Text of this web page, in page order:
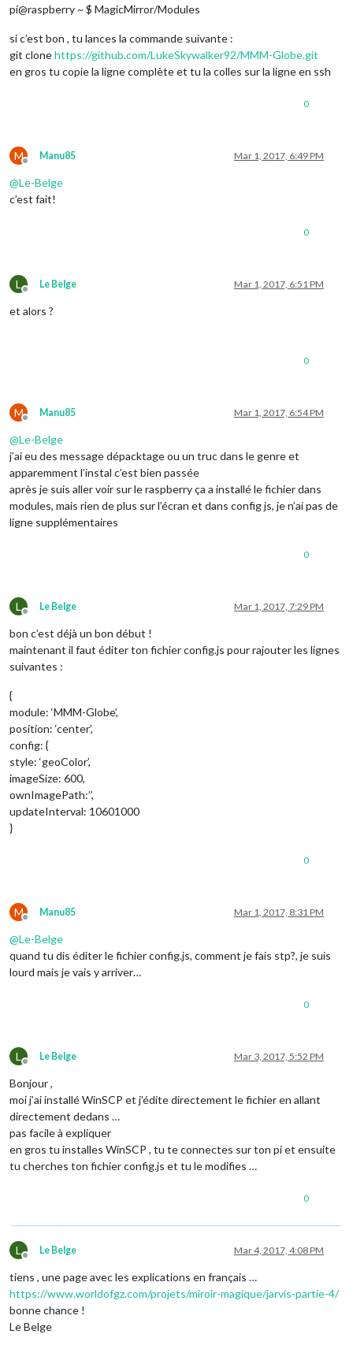
pi@raspberry ~ $ MagicMirror/Modules
si c’est bon , tu lances la commande suivante :
git clonehttps://github.com/LukeSkywalker92/MMM-Globe.git
en gros tu copie la ligne complète et tu la colles sur la ligne en ssh
0
M
Offline
Manu85 Mar 1, 2017, 6:49 PM
@Le-Belge
c’est fait!
0
L
Offline
Le Belge Mar 1, 2017, 6:51 PM
et alors ?
0
M
Offline
Manu85 Mar 1, 2017, 6:54 PM
@Le-Belge
j’ai eu des message dépacktage ou un truc dans le genre et
apparemment l’instal c’est bien passée
après je suis aller voir sur le raspberry ça a installé le fichier dans
modules, mais rien de plus sur l’écran et dans config js, je n’ai pas de
ligne supplémentaires
0
L
Offline
Le Belge Mar 1, 2017, 7:29 PM
bon c’est déjà un bon début !
maintenant il faut éditer ton fichier config.js pour rajouter les lignes
suivantes :
{
module: ‘MMM-Globe’,
position: ‘center’,
config: {
style: ‘geoColor’,
imageSize: 600,
ownImagePath:’’,
updateInterval: 10601000
}
0
M
Offline
Manu85 Mar 1, 2017, 8:31 PM
@Le-Belge
quand tu dis éditer le fichier config.js, comment je fais stp?, je suis
lourd mais je vais y arriver…
0
L
Offline
Le Belge Mar 3, 2017, 5:52 PM
Bonjour ,
moi j’ai installé WinSCP et j’édite directement le fichier en allant
directement dedans …
pas facile à expliquer
en gros tu installes WinSCP , tu te connectes sur ton pi et ensuite
tu cherches ton fichier config.js et tu le modifies …
0
L
Offline
Le Belge Mar 4, 2017, 4:08 PM
tiens , une page avec les explications en français …
https://www.worldofgz.com/projets/miroir-magique/jarvis-partie-4/
bonne chance !
Le Belge